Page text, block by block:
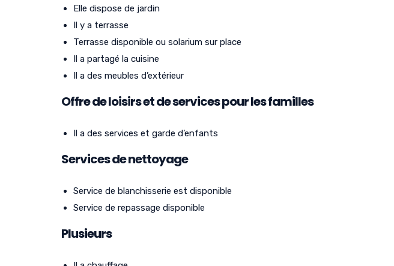
Elle dispose de jardin
Il y a terrasse
Terrasse disponible ou solarium sur place
Il a partagé la cuisine
Il a des meubles d’extérieur
Offre de loisirs et de services pour les familles
Il a des services et garde d’enfants
Services de nettoyage
Service de blanchisserie est disponible
Service de repassage disponible
Plusieurs